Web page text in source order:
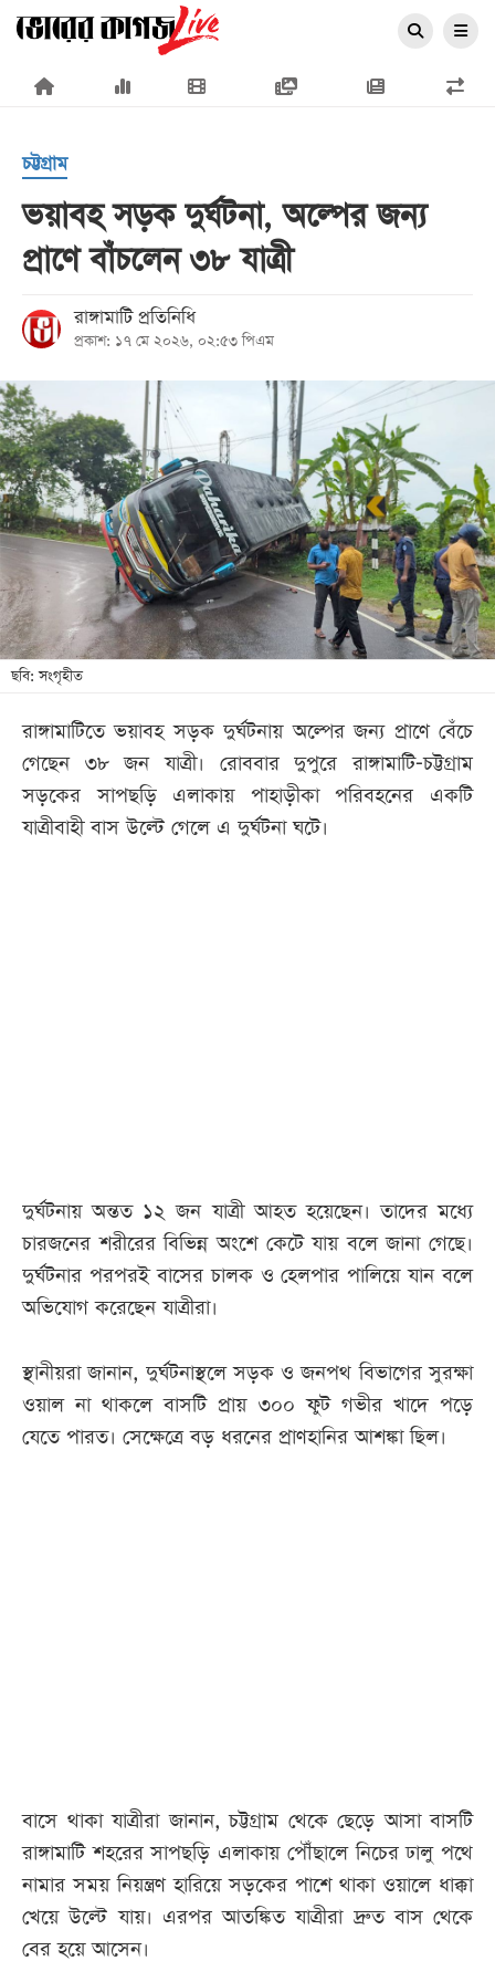
×
প্রচ্ছদ
জাতীয়
রাজনীতি
অর্থনীতি
আন্তর্জাতিক
সারাদেশ
খেলা
বিনোদন
লাইফ
স্টাইল
শিক্ষা
সব
বিভাগ
চট্টগ্রাম
ভয়াবহ সড়ক দুর্ঘটনা, অল্পের জন্য
প্রাণে বাঁচলেন ৩৮ যাত্রী
রাঙ্গামাটি প্রতিনিধি
প্রকাশ: ১৭ মে ২০২৬, ০২:৫৩ পিএম
ছবি: সংগৃহীত
রাঙ্গামাটিতে ভয়াবহ সড়ক দুর্ঘটনায় অল্পের জন্য প্রাণে বেঁচে
গেছেন ৩৮ জন যাত্রী। রোববার দুপুরে রাঙ্গামাটি-চট্টগ্রাম
সড়কের সাপছড়ি এলাকায় পাহাড়ীকা পরিবহনের একটি
যাত্রীবাহী বাস উল্টে গেলে এ দুর্ঘটনা ঘটে।
দুর্ঘটনায় অন্তত ১২ জন যাত্রী আহত হয়েছেন। তাদের মধ্যে
চারজনের শরীরের বিভিন্ন অংশে কেটে যায় বলে জানা গেছে।
দুর্ঘটনার পরপরই বাসের চালক ও হেলপার পালিয়ে যান বলে
অভিযোগ করেছেন যাত্রীরা।
স্থানীয়রা জানান, দুর্ঘটনাস্থলে সড়ক ও জনপথ বিভাগের সুরক্ষা
ওয়াল না থাকলে বাসটি প্রায় ৩০০ ফুট গভীর খাদে পড়ে
যেতে পারত। সেক্ষেত্রে বড় ধরনের প্রাণহানির আশঙ্কা ছিল।
বাসে থাকা যাত্রীরা জানান, চট্টগ্রাম থেকে ছেড়ে আসা বাসটি
রাঙ্গামাটি শহরের সাপছড়ি এলাকায় পৌঁছালে নিচের ঢালু পথে
নামার সময় নিয়ন্ত্রণ হারিয়ে সড়কের পাশে থাকা ওয়ালে ধাক্কা
খেয়ে উল্টে যায়। এরপর আতঙ্কিত যাত্রীরা দ্রুত বাস থেকে
বের হয়ে আসেন।